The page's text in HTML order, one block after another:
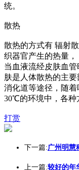
统。
散热
散热的方式有 辐射
织器官产生的热量，
当血液流经皮肤血
肤是人体散热的主
消化道等途径，随
30℃的环境中，各种
打赏
下一篇:广州明慧
上一篇:较好的年